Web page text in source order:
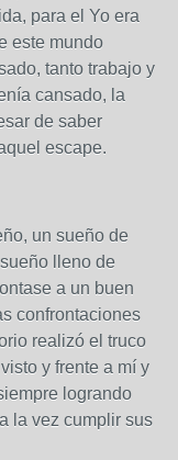
para el Yo era
este mundo
tanto trabajo y
cansado, la
de saber
escape.
un sueño de
lleno de
a un buen
confrontaciones
realizó el truco
y frente a mí y
logrando
la vez cumplir sus